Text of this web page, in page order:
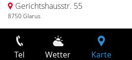
Gerichtshausstr. 55
8750 Glarus
Tel Wetter Karte